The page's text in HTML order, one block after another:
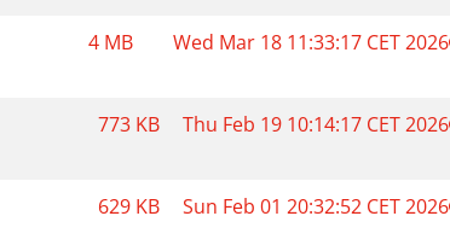
4 MB Wed Mar 18 11:33:17 CET 2026
773 KB Thu Feb 19 10:14:17 CET 2026
629 KB Sun Feb 01 20:32:52 CET 2026